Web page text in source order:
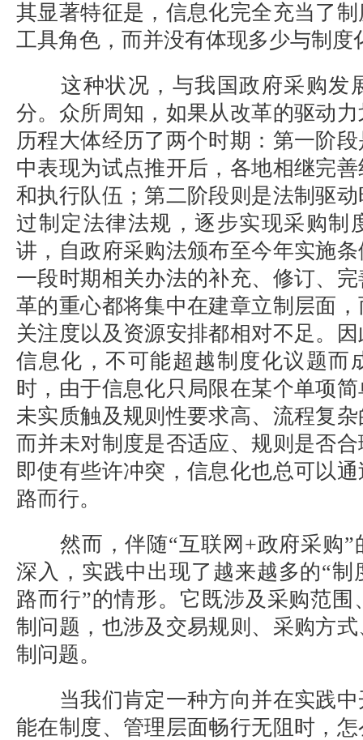
其显著特征是，信息化完全充当了
工具角色，而并没有体现多少与制度
这种状况，与我国政府采购发
分。众所周知，如果从改革的驱动
历程大体经历了两个时期：第一阶
中表现为试点推开后，各地相继完
和执行队伍；第二阶段则是法制驱
过制定法律法规，逐步实现采购制
讲，自政府采购法颁布至今年实施
一段时期相关办法的补充、修订、
革的重心都将集中在建章立制层面
关注度以及资源安排都相对不足。
信息化，不可能超越制度化议题而
时，由于信息化只局限在某个单项
未实质触及规则性要求高、流程复
而并未对制度是否适应、规则是否
即使有些许冲突，信息化也总可以
路而行。
然而，伴随“互联网+政府采购”
深入，实践中出现了越来越多的“
路而行”的情形。它既涉及采购范
制问题，也涉及交易规则、采购方
制问题。
当我们肯定一种方向并在实践中
能在制度、管理层面畅行无阻时，